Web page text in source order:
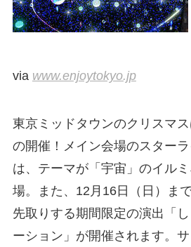
via www.enjoytokyo.jp
東京ミッドタウンのクリスマ
の開催！メイン会場のスター
は、テーマが「宇宙」のイル
場。また、12月16日（日）ま
先取りする期間限定の演出「
ーション」が開催されます。